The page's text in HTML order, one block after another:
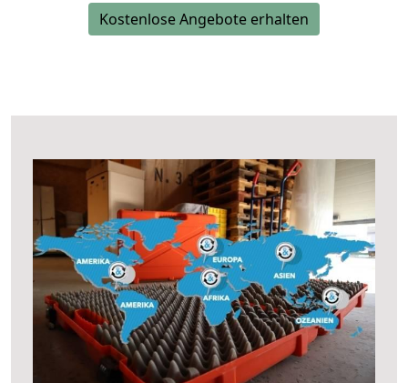
Kostenlose Angebote erhalten